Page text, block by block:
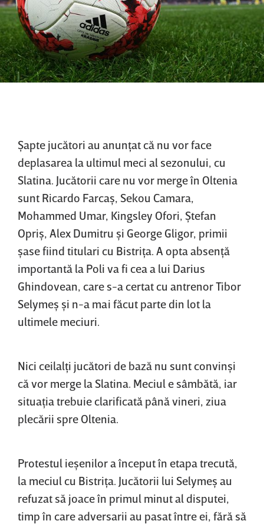
Şapte jucători au anunţat că nu vor face
deplasarea la ultimul meci al sezonului, cu
Slatina. Jucătorii care nu vor merge în Oltenia
sunt Ricardo Farcaş, Sekou Camara,
Mohammed Umar, Kingsley Ofori, Ştefan
Opriş, Alex Dumitru şi George Gligor, primii
şase fiind titulari cu Bistriţa. A opta absenţă
importantă la Poli va fi cea a lui Darius
Ghindovean, care s-a certat cu antrenor Tibor
Selymeş şi n-a mai făcut parte din lot la
ultimele meciuri.
Nici ceilalţi jucători de bază nu sunt convinşi
că vor merge la Slatina. Meciul e sâmbătă, iar
situaţia trebuie clarificată până vineri, ziua
plecării spre Oltenia.
Protestul ieşenilor a început în etapa trecută,
la meciul cu Bistriţa. Jucătorii lui Selymeş au
refuzat să joace în primul minut al disputei,
timp în care adversarii au pasat între ei, fără să